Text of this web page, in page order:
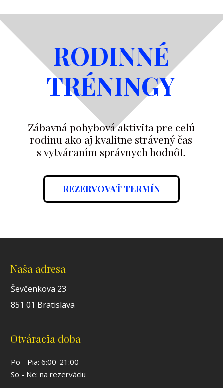
RODINNÉ
TRÉNINGY
Zábavná pohybová aktivita pre celú
rodinu ako aj kvalitne strávený čas
s vytváraním správnych hodnôt.
REZERVOVAŤ TERMÍN
Naša adresa
Ševčenkova 23
851 01 Bratislava
Otváracia doba
Po - Pia: 6:00-21:00
So - Ne: na rezerváciu